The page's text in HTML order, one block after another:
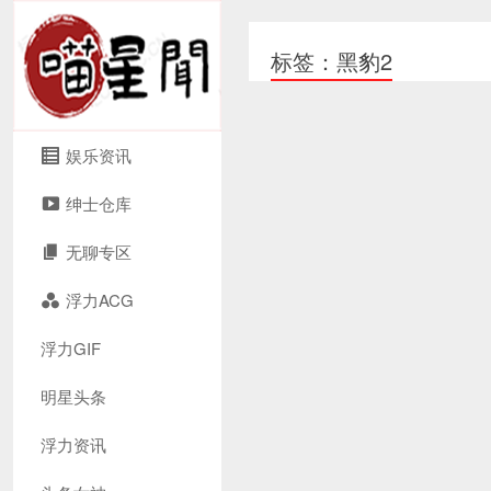
娱乐资讯
绅士仓库
无聊专区
浮力ACG
浮力GIF
明星头条
浮力资讯
标签：黑豹2